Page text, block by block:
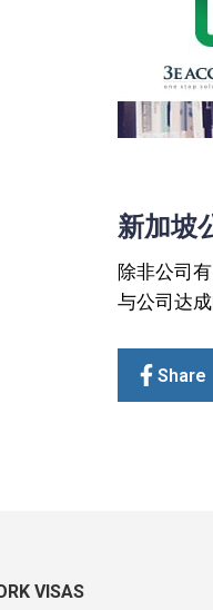
新加坡
除非公司
与公司达
Share
VISAS